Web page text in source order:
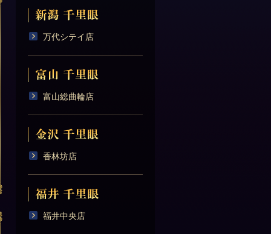
万代シテイ店
富山総曲輪店
香林坊店
福井中央店